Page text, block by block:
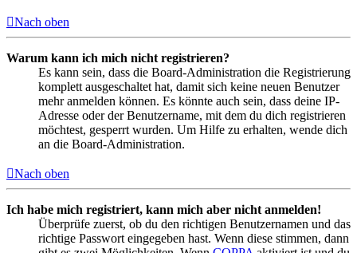
Nach oben
Warum kann ich mich nicht registrieren?
Es kann sein, dass die Board-Administration die Registrierung
komplett ausgeschaltet hat, damit sich keine neuen Benutzer
mehr anmelden können. Es könnte auch sein, dass deine IP-
Adresse oder der Benutzername, mit dem du dich registrieren
möchtest, gesperrt wurden. Um Hilfe zu erhalten, wende dich
an die Board-Administration.
Nach oben
Ich habe mich registriert, kann mich aber nicht anmelden!
Überprüfe zuerst, ob du den richtigen Benutzernamen und das
richtige Passwort eingegeben hast. Wenn diese stimmen, dann